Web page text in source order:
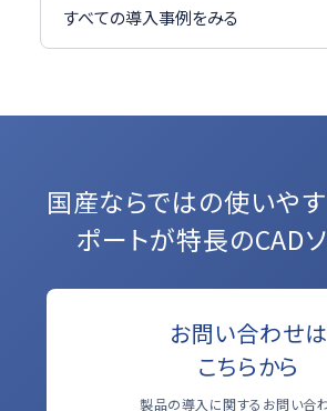
すべての導入事例をみる
国産ならではの使いや
ポートが特長のCAD
お問い合わせは
こちらから
製品の導入に関するお問い合